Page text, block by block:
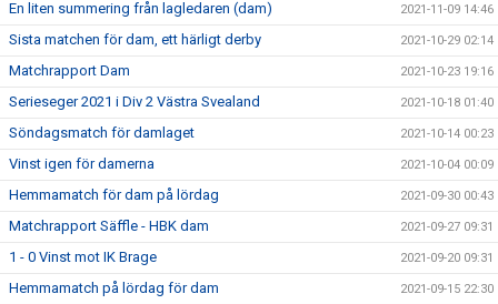
En liten summering från lagledaren (dam) 2021-11-09 14:46
Sista matchen för dam, ett härligt derby 2021-10-29 02:14
Matchrapport Dam 2021-10-23 19:16
Serieseger 2021 i Div 2 Västra Svealand 2021-10-18 01:40
Söndagsmatch för damlaget 2021-10-14 00:23
Vinst igen för damerna 2021-10-04 00:09
Hemmamatch för dam på lördag 2021-09-30 00:43
Matchrapport Säffle - HBK dam 2021-09-27 09:31
1 - 0 Vinst mot IK Brage 2021-09-20 09:31
Hemmamatch på lördag för dam 2021-09-15 22:30